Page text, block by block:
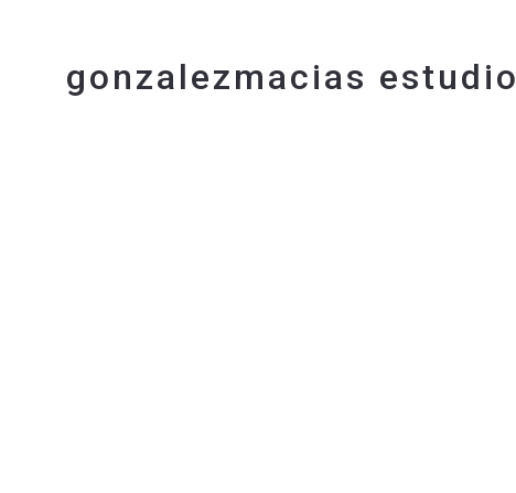
gonzalezmacias estudio